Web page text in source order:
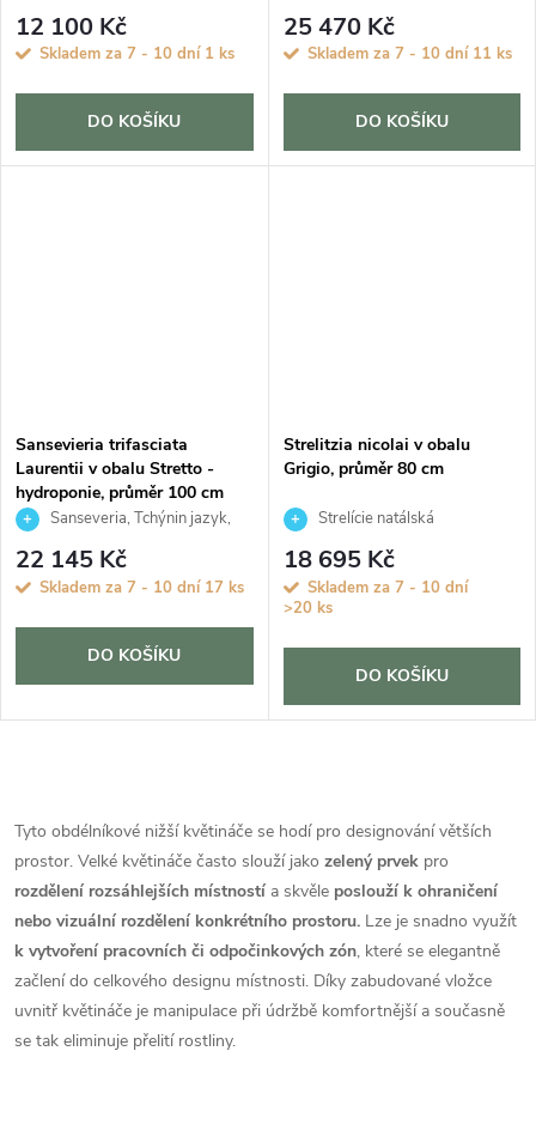
horská, Oštěpuška nádherná
12 100 Kč
Skladem za 7 - 10 dní 1 ks
DO KOŠÍKU
25 470 Kč
Skladem za 7 - 10 dní 11 ks
DO KOŠÍKU
Sansevieria trifasciata
Laurentii v obalu Stretto -
hydroponie, průměr 100 cm
Sanseveria, Tchýnin jazyk,
Tenura
22 145 Kč
Skladem za 7 - 10 dní 17 ks
DO KOŠÍKU
Strelitzia nicolai v obalu
Grigio, průměr 80 cm
Strelície natálská
18 695 Kč
Skladem za 7 - 10 dní
>20 ks
DO KOŠÍKU
v
l
á
d
a
Tyto obdélníkové nižší květináče se hodí pro designování větších
prostor. Velké květináče často slouží jako zelený prvek pro
rozdělení rozsáhlejších místností a skvěle poslouží k ohraničení
nebo vizuální rozdělení konkrétního prostoru. Lze je snadno využít
k vytvoření pracovních či odpočinkových zón, které se elegantně
začlení do celkového designu místnosti. Díky zabudované vložce
uvnitř květináče je manipulace při údržbě komfortnější a současně
se tak eliminuje přelití rostliny.